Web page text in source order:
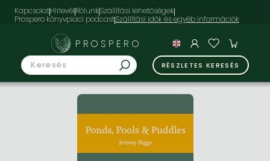
KapcsolatHírlevélRólunkSzállítási lehetőségek
Prospero könyvpiaci podcast
PROSPERO
RÉSZLETES KERESÉS